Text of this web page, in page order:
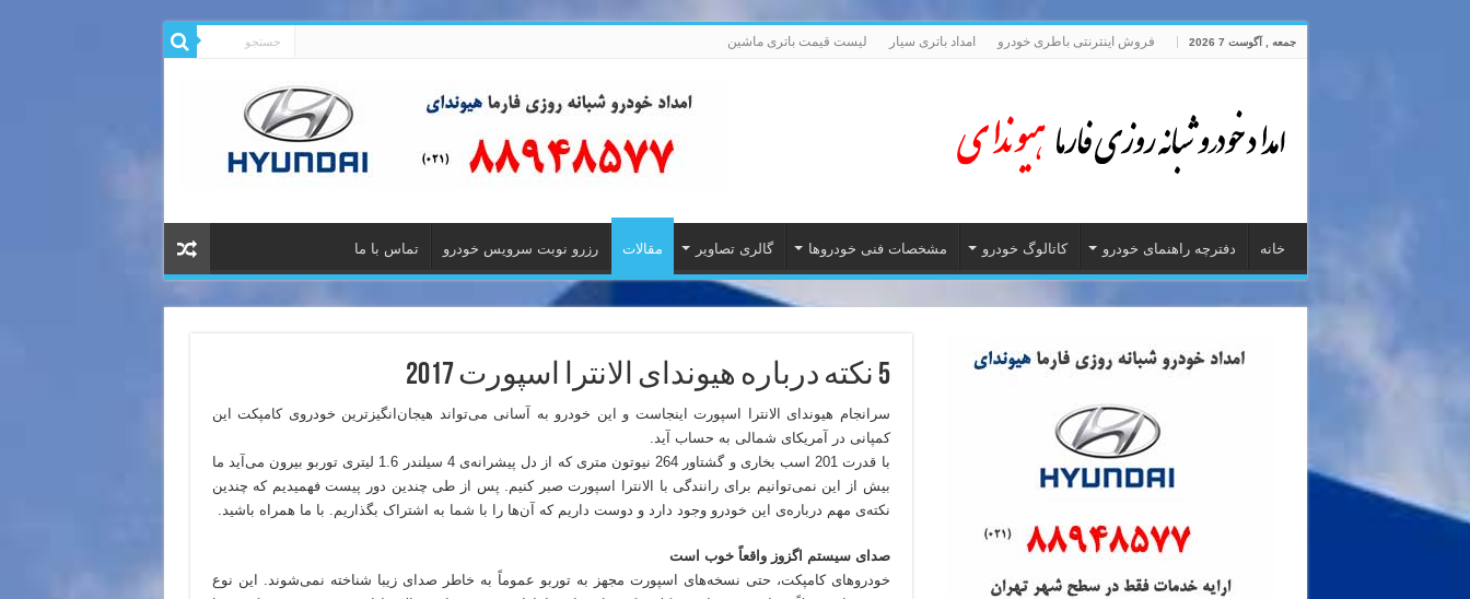
جمعه , آگوست 7 2026 فروش اینترنتی باطری خودرو امداد باتری سیار لیست قیمت باتری ماشین
خانه دفترچه راهنمای خودرو کاتالوگ خودرو مشخصات فنی خودروها گالری تصاویر مقالات رزرو نوبت سرویس خودرو تماس با ما
5 نکته درباره هیوندای الانترا اسپورت 2017
سرانجام هیوندای الانترا اسپورت اینجاست و این خودرو به آسانی می‌تواند هیجان‌انگیزترین خودروی کامپکت این
کمپانی در آمریکای شمالی به حساب آید.
با قدرت 201 اسب بخاری و گشتاور 264 نیوتون متری که از دل پیشرانه‌ی 4 سیلندر 1.6 لیتری توربو بیرون می‌آید ما
بیش از این نمی‌توانیم برای رانندگی با الانترا اسپورت صبر کنیم. پس از طی چندین دور پیست فهمیدیم که چندین
نکته‌ی مهم درباره‌ی این خودرو وجود دارد و دوست داریم که آن‌ها را با شما به اشتراک بگذاریم. با ما همراه باشید.
صدای سیستم اگزوز واقعاً خوب است
خودروهای کامپکت، حتی نسخه‌های اسپورت مجهز به توربو عموماً به خاطر صدای زیبا شناخته نمی‌شوند. این نوع